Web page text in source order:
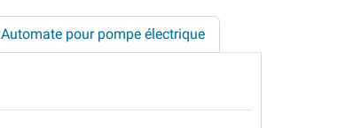
Automate pour pompe électrique